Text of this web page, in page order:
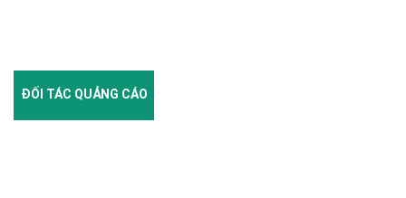
ĐỐI TÁC QUẢNG CÁO